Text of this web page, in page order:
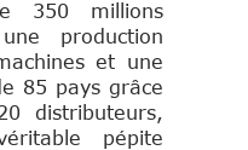
350 millions
production
et une
85 pays grâce
distributeurs,
pépite